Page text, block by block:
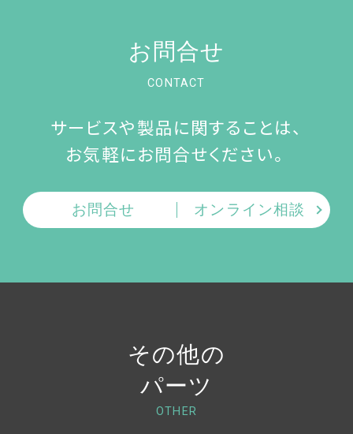
お問合せ
CONTACT
サービスや製品に関することは、
お気軽にお問合せください。
お問合せ オンライン相談
その他の
パーツ
OTHER